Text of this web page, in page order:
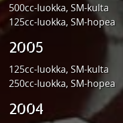
500cc-luokka, SM-kulta
125cc-luokka, SM-hopea
2005
125cc-luokka, SM-kulta
250cc-luokka, SM-hopea
2004